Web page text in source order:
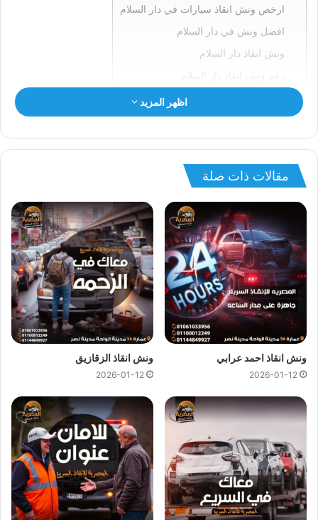
ارخص ونش انقاذ سيارات في دار السلام
افضل ونش في دار السلام
ونش انقاذ دار السلام
ونش سيارات دار السلام
انقاذ السيارات بدار السلام
ونش انقاذ دار السلام
ونش دار السلام
ونش انقاذ دار السلام
ونش انقاذ دار السلاماسرع و ارخصونش انقاذفي دار السلام بخصم
50% لأننا
ارخص ونش انقاذفي دار السلام ونتميز باننااسرع ونش
انقاذفي دار السلام وسعر ونش انقاذثابت لدينا ولن يتم مطالبتك
بأي رسوم إضافية أو إكرامية لاناسعار ونش انقاذ سياراتلدينا
تعتبر رمزية لأننا نمتلكونش انقاذ قريبونقدم خدماتنا بارخص سعر
اقرب ونش انقاذفي دار السلام ،فريق المساعدة على اتم الاستعداد
وجاهز دائما لمساعدتك في اي وقت خلال النهار او الليل لمساعدتك
تشمل خدمات الانقاذ السريع للسيارات في دار السلام علي ما يلي:
انقاذالسيارات
نقل السيارات
اظهر المزيد
مقالات ذات صلة
ونش انقاذ احمد عرابي
2026-01-12
ونش انقاذ الزقازيق
2026-01-12